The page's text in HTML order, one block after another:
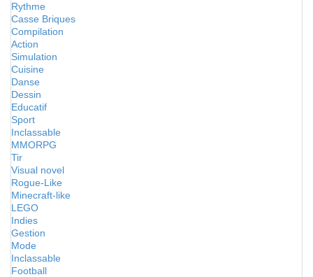
Rythme
Casse Briques
Compilation
Action
Simulation
Cuisine
Danse
Dessin
Educatif
Sport
Inclassable
MMORPG
Tir
Visual novel
Rogue-Like
Minecraft-like
LEGO
Indies
Gestion
Mode
Inclassable
Football